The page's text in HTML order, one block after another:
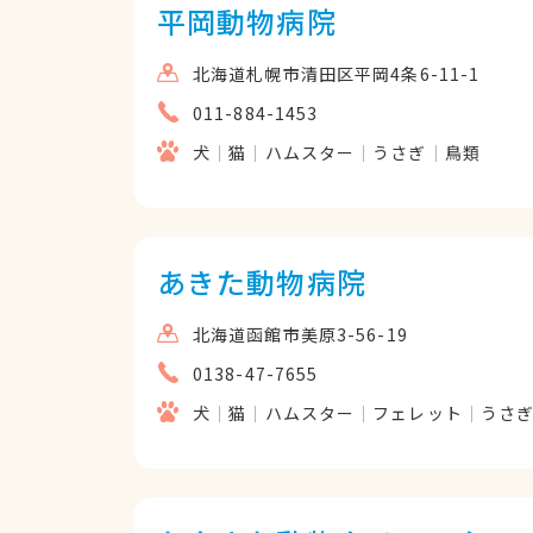
平岡動物病院
北海道札幌市清田区平岡4条6-11-1
011-884-1453
犬
猫 ハムスター うさぎ 鳥類
あきた動物病院
北海道函館市美原3-56-19
0138-47-7655
犬
猫 ハムスター フェレット うさ